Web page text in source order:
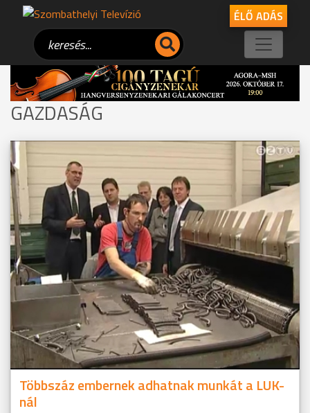
ÉLŐ ADÁS
GAZDASÁG
Többszáz embernek adhatnak munkát a LUK-
nál